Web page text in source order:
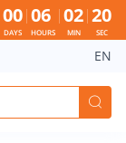
has loaded
00
DAYS
06
HOURS
02
MIN
19
SEC
EN